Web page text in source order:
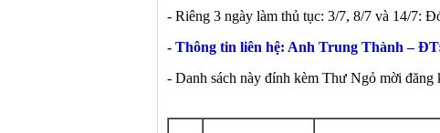
- Riêng 3 ngày làm thủ tục: 3/7, 8/7 và 14/7:
- Thông tin liên hệ: Anh Trung Thành –
- Danh sách này đính kèm Thư Ngỏ mời